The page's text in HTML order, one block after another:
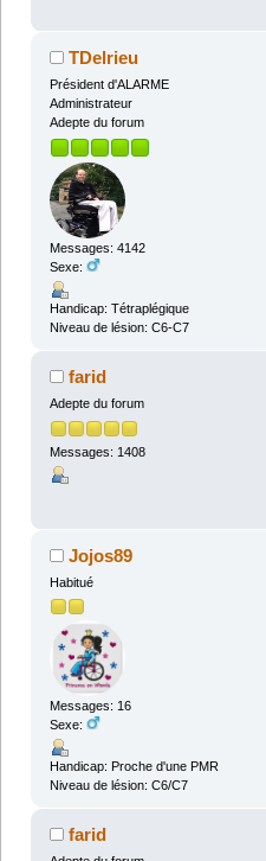
TDelrieu
Président d'ALARME
Administrateur
Adepte du forum
Messages: 4142
Sexe:
Handicap: Tétraplégique
Niveau de lésion: C6-C7
farid
Adepte du forum
Messages: 1408
Jojos89
Habitué
Messages: 16
Sexe:
Handicap: Proche d'une PMR
Niveau de lésion: C6/C7
farid